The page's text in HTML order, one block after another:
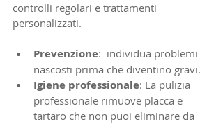
controlli regolari e trattamenti
personalizzati.
Prevenzione:  individua problemi
nascosti prima che diventino gravi.
Igiene professionale: La pulizia
professionale rimuove placca e
tartaro che non puoi eliminare da